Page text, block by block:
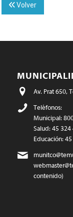
Volver
Av. Prat 650,
Teléfonos:
Municipal:
Salud: 45 324
Educación:
contenido)